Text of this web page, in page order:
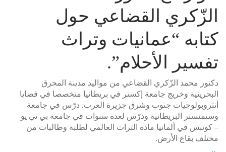
الزّكري القضاعي حول
كتابه “عمانيات وتراث
تفسير الأحلام”.
دكتور محمد الزّكري القضاعي من مواليد مدينة المحرق
البحرينية وخريج جامعة إكستر في بريطانيا متخصصا في قضايا
أنثروبولوجيات جنوب وشرق جزيرة العرب. درّس في جامعة
وستمنستر البريطانية ودرّس لعدة سنوات في جامعة بي تي يو
– كوتبس في ألمانيا مادة التراث العالمي لطلبة وطالبات من
مختلف بقاع الأرض.